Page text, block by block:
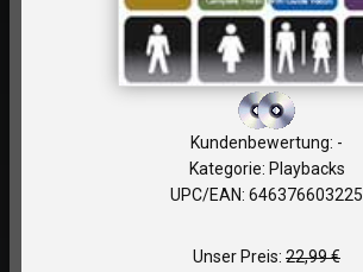
Kundenbewertung: -
Kategorie: Playbacks
UPC/EAN: 646376603225
Unser Preis: 22,99 €